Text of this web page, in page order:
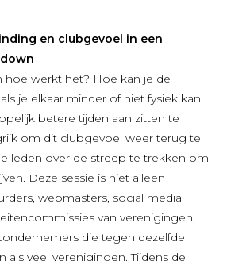
en clubgevoel in een
hoe werkt het? Hoe kan je de
je elkaar minder of niet fysiek kan
betere tijden aan zitten te
om dit clubgevoel weer terug te
leden over de streep te trekken om
Deze sessie is niet alleen
webmasters, social media
van verenigingen,
die tegen dezelfde
veel verenigingen. Tijdens de